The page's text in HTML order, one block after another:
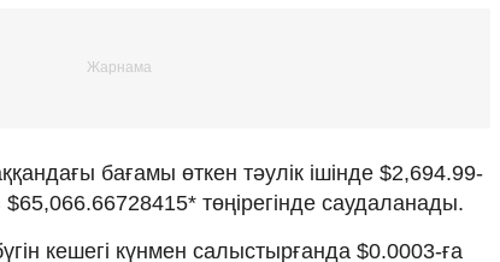
бағамы өткен тәулік ішінде $2,694.99-
$65,066.66728415* төңірегінде саудаланады.
кешегі күнмен салыстырғанда $0.0003-ға